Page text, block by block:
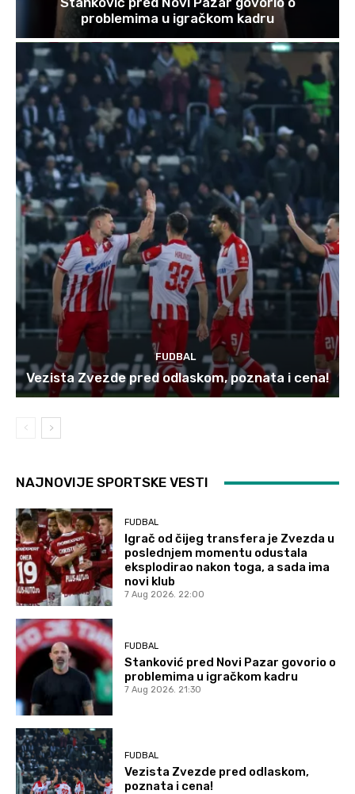
problemima u igračkom kadru
FUDBAL
Vezista Zvezde pred odlaskom, poznata i cena!
NAJNOVIJE SPORTSKE VESTI
FUDBAL
Igrač od čijeg transfera je Zvezda u
poslednjem momentu odustala
eksplodirao nakon toga, a sada ima
novi klub
7 Aug 2026. 22:00
FUDBAL
Stanković pred Novi Pazar govorio o
problemima u igračkom kadru
7 Aug 2026. 21:30
FUDBAL
Vezista Zvezde pred odlaskom,
poznata i cena!